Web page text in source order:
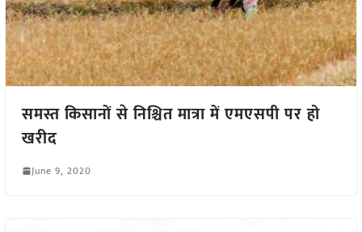
समस्त किसानों से निश्चित मात्रा में एमएसपी पर हो
खरीद
June 9, 2020